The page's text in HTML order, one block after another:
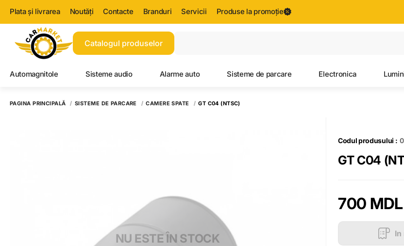
Plata și livrarea Noutăți Contacte Branduri Servicii Produse la promoție
Catalogul produselor
Toate rezultatele căutării [0 de produse]
Automagnitole Sisteme audio Alarme auto Sisteme de parcare Electronica
PAGINA PRINCIPALĂ SISTEME DE PARCARE CAMERE SPATE GT C04 (NTSC)
NU ESTE ÎN STOCK
Codul produsului :
GT C04
700 MDL
In